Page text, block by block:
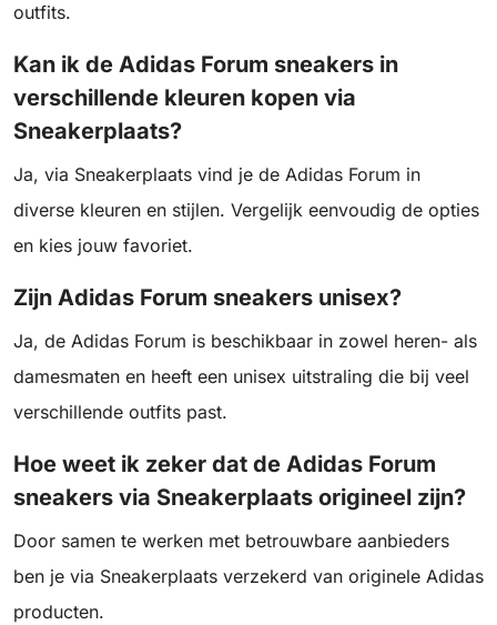
outfits.
Kan ik de Adidas Forum sneakers in
verschillende kleuren kopen via
Sneakerplaats?
Ja, via Sneakerplaats vind je de Adidas Forum in
diverse kleuren en stijlen. Vergelijk eenvoudig de opties
en kies jouw favoriet.
Zijn Adidas Forum sneakers unisex?
Ja, de Adidas Forum is beschikbaar in zowel heren- als
damesmaten en heeft een unisex uitstraling die bij veel
verschillende outfits past.
Hoe weet ik zeker dat de Adidas Forum
sneakers via Sneakerplaats origineel zijn?
Door samen te werken met betrouwbare aanbieders
ben je via Sneakerplaats verzekerd van originele Adidas
producten.